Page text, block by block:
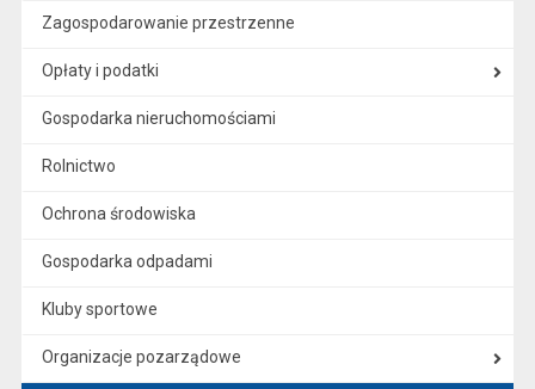
Zagospodarowanie przestrzenne
Opłaty i podatki
Gospodarka nieruchomościami
Rolnictwo
Ochrona środowiska
Gospodarka odpadami
Kluby sportowe
Organizacje pozarządowe